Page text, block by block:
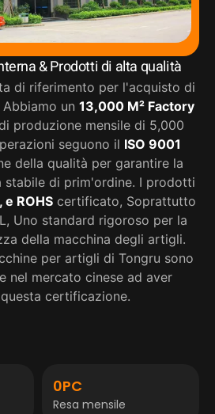
& Prodotti di alta qualità
di riferimento per l'acquisto di
un 13,000 M² Factory
produzione mensile di 5,000
seguono il ISO 9001
della qualità per garantire la
stabile di prim'ordine. I prodotti
e ROHS certificato, Soprattutto
Uno standard rigoroso per la
della macchina degli artigli.
per artigli di Tongru sono
nel mercato cinese ad aver
certificazione.
Resa mensile
0PC